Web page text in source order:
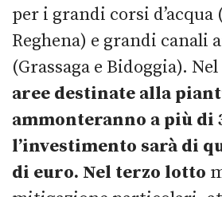
per i grandi corsi d’acqua
Reghena) e grandi canali
(Grassaga e Bidoggia).
aree destinate alla
ammonteranno a più di
l’investimento sarà di
di euro. Nel terzo lotto